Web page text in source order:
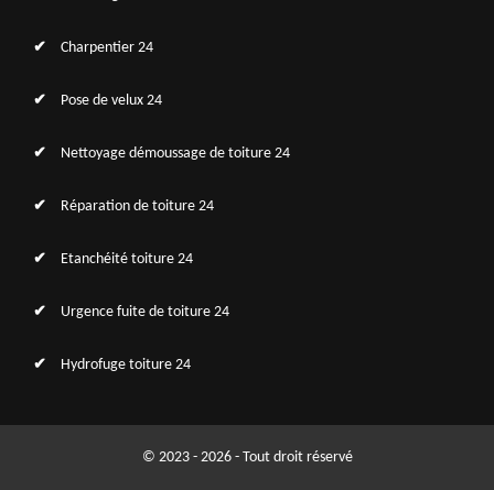
Charpentier 24
Pose de velux 24
Nettoyage démoussage de toiture 24
Réparation de toiture 24
Etanchéité toiture 24
Urgence fuite de toiture 24
Hydrofuge toiture 24
© 2023 - 2026 - Tout droit réservé